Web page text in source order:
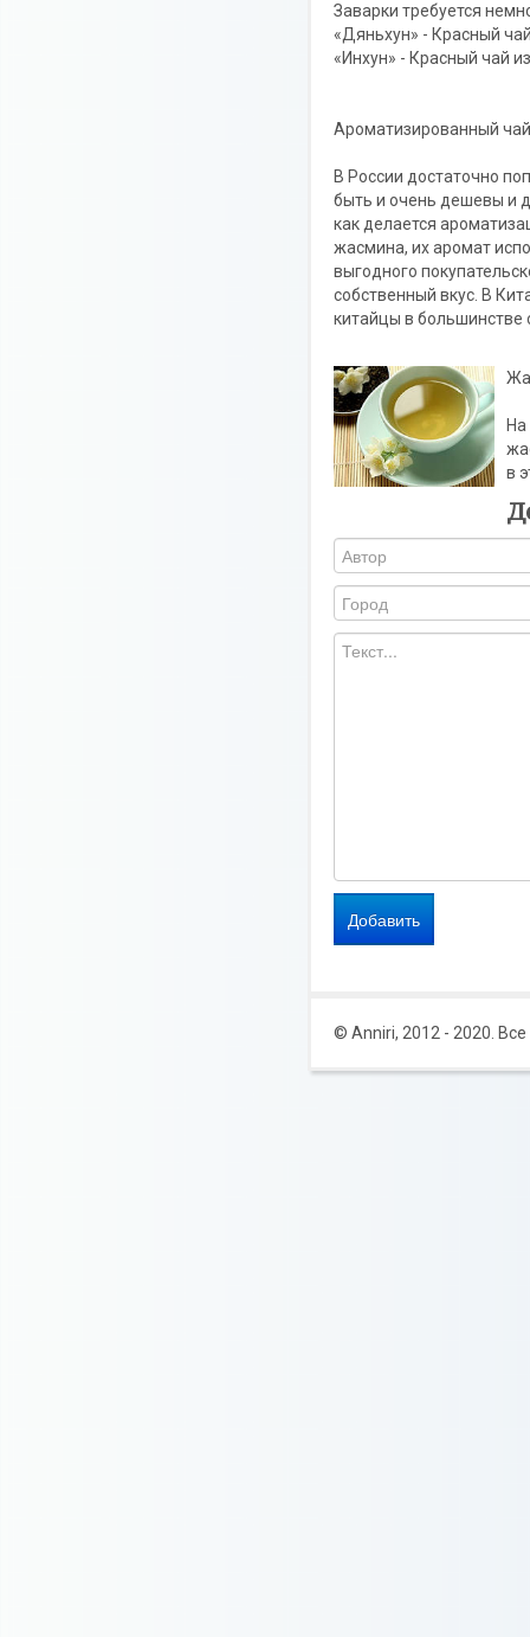
Заварки требуется
«Дяньхун» - Красный
«Инхун» - Красный чай
Ароматизированный
В России достаточно
быть и очень дешевы и
как делается
жасмина, их аромат
выгодного
собственный вкус. В
китайцы в большинстве
На
в
© Anniri, 2012 - 2020.